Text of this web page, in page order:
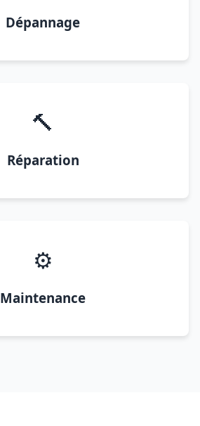
Dépannage
🔨
Réparation
⚙️
Maintenance